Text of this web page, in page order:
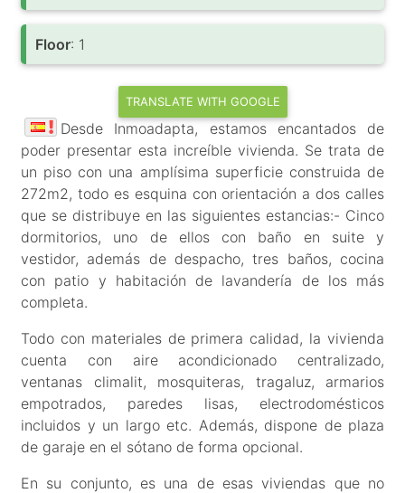
Floor: 1
TRANSLATE WITH GOOGLE
Desde Inmoadapta, estamos encantados de
poder presentar esta increíble vivienda. Se trata de
un piso con una amplísima superficie construida de
272m2, todo es esquina con orientación a dos calles
que se distribuye en las siguientes estancias:- Cinco
dormitorios, uno de ellos con baño en suite y
vestidor, además de despacho, tres baños, cocina
con patio y habitación de lavandería de los más
completa.
Todo con materiales de primera calidad, la vivienda
cuenta con aire acondicionado centralizado,
ventanas climalit, mosquiteras, tragaluz, armarios
empotrados, paredes lisas, electrodomésticos
incluidos y un largo etc. Además, dispone de plaza
de garaje en el sótano de forma opcional.
En su conjunto, es una de esas viviendas que no